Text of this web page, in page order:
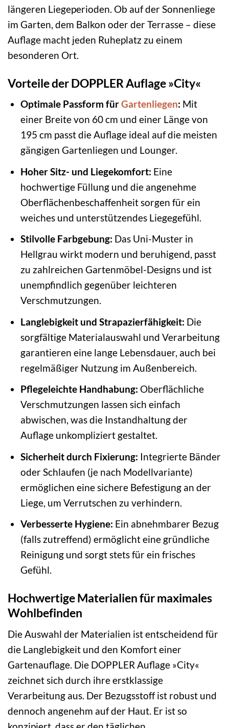
längeren Liegeperioden. Ob auf der Sonnenliege
im Garten, dem Balkon oder der Terrasse – diese
Auflage macht jeden Ruheplatz zu einem
besonderen Ort.
Vorteile der DOPPLER Auflage »City«
Optimale Passform fürGartenliegen: Mit
einer Breite von 60 cm und einer Länge von
195 cm passt die Auflage ideal auf die meisten
gängigen Gartenliegen und Lounger.
Hoher Sitz- und Liegekomfort: Eine
hochwertige Füllung und die angenehme
Oberflächenbeschaffenheit sorgen für ein
weiches und unterstützendes Liegegefühl.
Stilvolle Farbgebung: Das Uni-Muster in
Hellgrau wirkt modern und beruhigend, passt
zu zahlreichen Gartenmöbel-Designs und ist
unempfindlich gegenüber leichteren
Verschmutzungen.
Langlebigkeit und Strapazierfähigkeit: Die
sorgfältige Materialauswahl und Verarbeitung
garantieren eine lange Lebensdauer, auch bei
regelmäßiger Nutzung im Außenbereich.
Pflegeleichte Handhabung: Oberflächliche
Verschmutzungen lassen sich einfach
abwischen, was die Instandhaltung der
Auflage unkompliziert gestaltet.
Sicherheit durch Fixierung: Integrierte Bänder
oder Schlaufen (je nach Modellvariante)
ermöglichen eine sichere Befestigung an der
Liege, um Verrutschen zu verhindern.
Verbesserte Hygiene: Ein abnehmbarer Bezug
(falls zutreffend) ermöglicht eine gründliche
Reinigung und sorgt stets für ein frisches
Gefühl.
Hochwertige Materialien für maximales
Wohlbefinden
Die Auswahl der Materialien ist entscheidend für
die Langlebigkeit und den Komfort einer
Gartenauflage. Die DOPPLER Auflage »City«
zeichnet sich durch ihre erstklassige
Verarbeitung aus. Der Bezugsstoff ist robust und
dennoch angenehm auf der Haut. Er ist so